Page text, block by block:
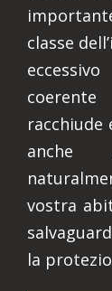
classe
racchiude
anche
vostra
la